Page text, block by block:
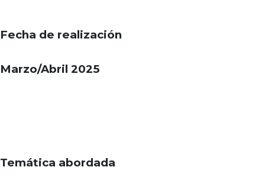
Fecha de realización
Marzo/Abril 2025
Temática abordada